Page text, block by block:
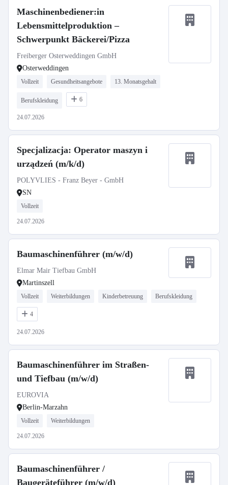
Maschinenbediener:in
Lebensmittelproduktion –
Schwerpunkt Bäckerei/Pizza
Freiberger Osterweddingen GmbH
Osterweddingen
Vollzeit Gesundheitsangebote 13. Monatsgehalt
Berufskleidung 6
24.07.2026
Specjalizacja: Operator maszyn i
urządzeń (m/k/d)
POLYVLIES - Franz Beyer - GmbH
SN
Vollzeit
24.07.2026
Baumaschinenführer (m/w/d)
Elmar Mair Tiefbau GmbH
Martinszell
Vollzeit Weiterbildungen Kinderbetreuung Berufskleidung
4
24.07.2026
Baumaschinenführer im Straßen-
und Tiefbau (m/w/d)
EUROVIA
Berlin-Marzahn
Vollzeit Weiterbildungen
24.07.2026
Baumaschinenführer /
Baugeräteführer (m/w/d)